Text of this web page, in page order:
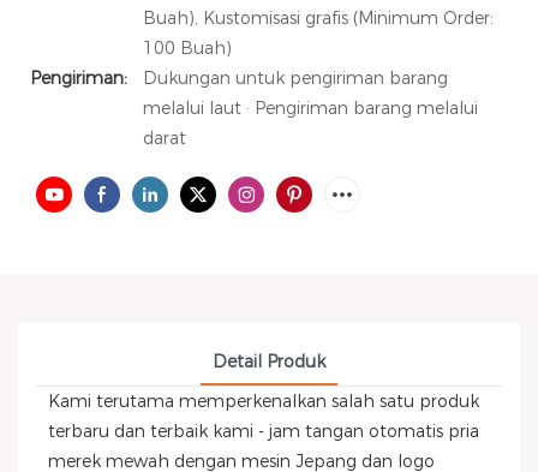
Buah), Kustomisasi grafis (Minimum Order:
100 Buah)
Pengiriman:
Dukungan untuk pengiriman barang
melalui laut · Pengiriman barang melalui
darat
Detail Produk
Kami terutama memperkenalkan salah satu produk
terbaru dan terbaik kami - jam tangan otomatis pria
merek mewah dengan mesin Jepang dan logo